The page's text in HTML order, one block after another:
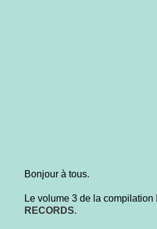
Bonjour à tous.
Le volume 3 de la compilation
RECORDS.